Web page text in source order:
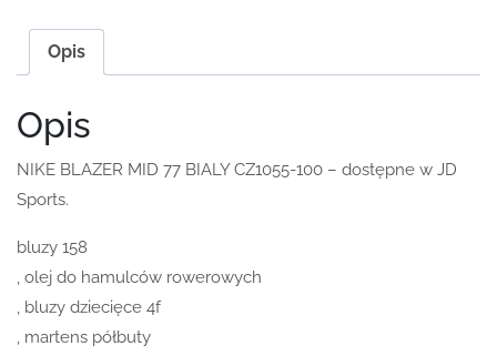
Opis
Opis
NIKE BLAZER MID 77 BIALY CZ1055-100 – dostępne w JD
Sports.
bluzy 158
, olej do hamulców rowerowych
, bluzy dziecięce 4f
, martens półbuty